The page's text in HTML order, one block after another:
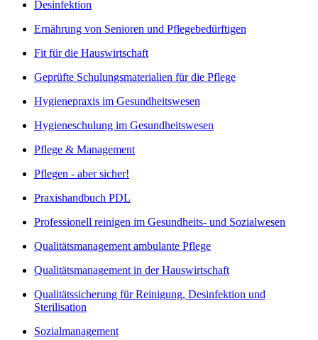
Desinfektion
Ernährung von Senioren und Pflegebedürftigen
Fit für die Hauswirtschaft
Geprüfte Schulungsmaterialien für die Pflege
Hygienepraxis im Gesundheitswesen
Hygieneschulung im Gesundheitswesen
Pflege & Management
Pflegen - aber sicher!
Praxishandbuch PDL
Professionell reinigen im Gesundheits- und Sozialwesen
Qualitätsmanagement ambulante Pflege
Qualitätsmanagement in der Hauswirtschaft
Qualitätssicherung für Reinigung, Desinfektion und
Sterilisation
Sozialmanagement